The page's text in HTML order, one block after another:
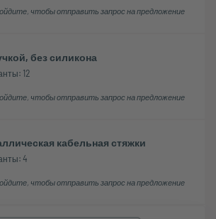
чтобы отправить запрос на предложение
без силикона
12
чтобы отправить запрос на предложение
кабельная стяжки
4
чтобы отправить запрос на предложение